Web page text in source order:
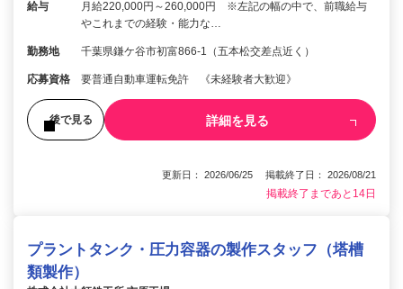
給与
月給220,000円～260,000円 ※左記の幅の中で、前職給与
やこれまでの経験・能力な…
勤務地 千葉県鎌ケ谷市初富866-1（五本松交差点近く）
応募資格 要普通自動車運転免許 《未経験者大歓迎》
後で見る 詳細を見る
更新日： 2026/06/25 掲載終了日： 2026/08/21
掲載終了まであと14日
プラントタンク・圧力容器の製作スタッフ（塔槽
類製作）